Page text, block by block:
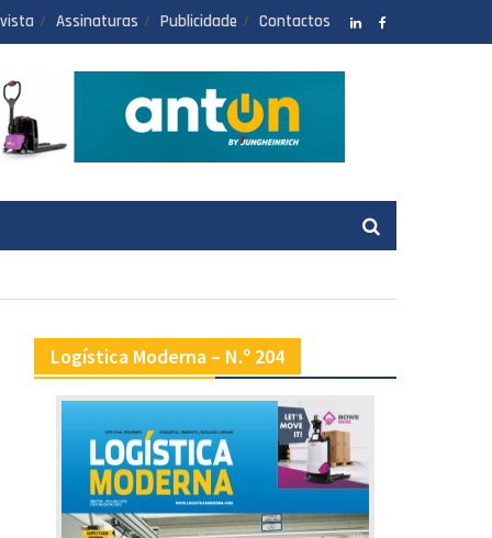
Assinaturas Publicidade Contactos
Logística Moderna – N.º 204